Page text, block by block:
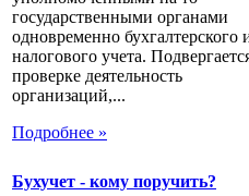
государственными органами
одновременно бухгалтерского
налогового учета.
проверке деятельность
организаций,...
Подробнее »
Бухучет - кому поручить?